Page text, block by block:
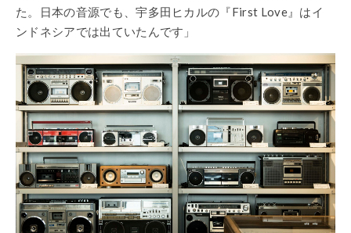
た。日本の音源でも、宇多田ヒカルの『First Love』はイ
ンドネシアでは出ていたんです」